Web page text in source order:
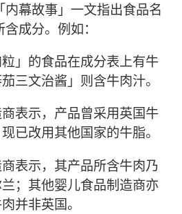
幕故事」一文指出食品名
成分。例如：
」的食品在成分表上有牛
三文治酱」则含牛肉汁。
表示，产品曾采用英国牛
已改用其他国家的牛脂。
表示，其产品所含牛肉乃
；其他婴儿食品制造商亦
并非英国。